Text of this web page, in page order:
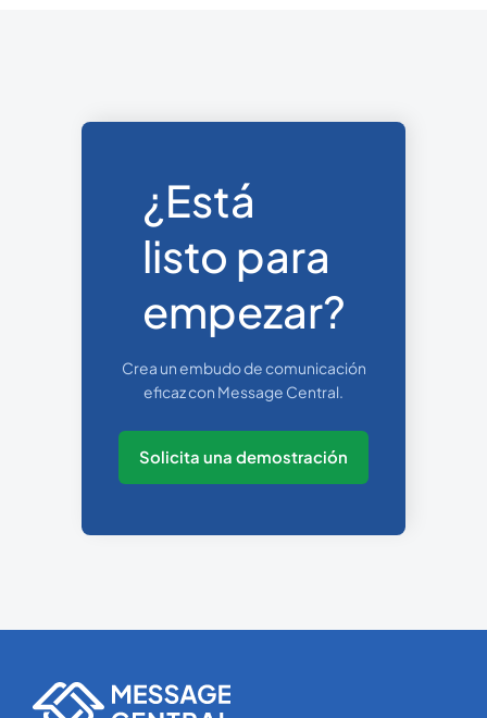
pueden empezar a verificar a los
¿Está
listo para
empezar?
Crea un embudo de comunicación
eficaz con Message Central.
Solicita una demostración